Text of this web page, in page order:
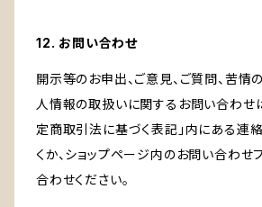
12. お問い合わせ
開示等のお申出、ご意見、ご質問、苦情
人情報の取扱いに関するお問い合わせは
定商取引法に基づく表記」内にある連
くか、ショップページ内のお問い合わせ
合わせください。